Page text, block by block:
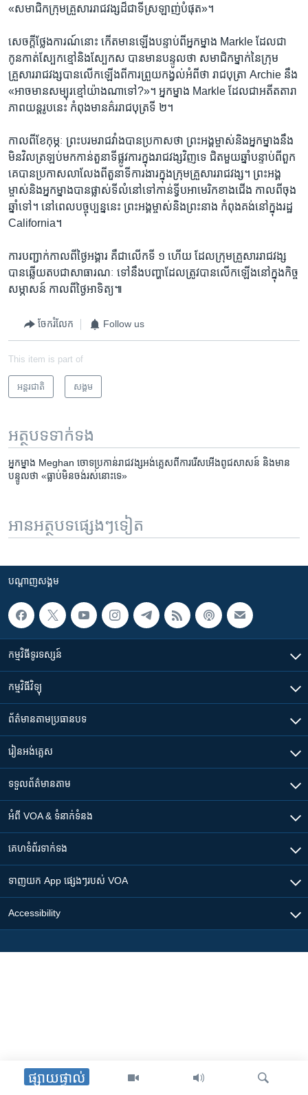
ផ្សាយផ្ទាល់
«សមាជិក​ក្រុម​គ្រួសារ​រាជវង្ស​ដ៏​ជា​ទីស្រឡាញ់​បំផុត»។
សេចក្តី​ថ្លែងការណ៍​នោះ​ កើត​មាន​ឡើង​បន្ទាប់​ពី​អ្នកម្នាង​ Markle ដែល​ជា​
កូនកាត់​ស្បែក​ខ្មៅ​និង​ស្បែក​ស បាន​មាន​បន្ទូល​ថា សមាជិក​ម្នាក់​នៃ​ក្រុម​
គ្រួសារ​រាជវង្ស​បាន​លើក​ឡើង​ពី​ការ​ព្រួយ​កង្វល់អំពី​ថា រាជបុត្រា Archie នឹង​
«អាច​មានសម្បុរ​ខ្មៅ​យ៉ាង​ណា​ទៅ?»។ អ្នកម្នាង​ Markle ដែលជាអតីត​តារា​
ភាពយន្ត​រូប​នេះ​ កំពុងមានគ៌រ​រាជបុត្រ​ទី ២។
កាលពី​ខែ​កុម្ភៈ ព្រះ​បរមរាជវាំង​បាន​ប្រកាស​ថា ព្រះ​អង្គម្ចាស់​និង​អ្នក​ម្នាង​នឹង​
មិន​វិលត្រឡប់មក​កាន់​តួនាទី​ផ្លូវការក្នុង​រាជវង្ស​វិញ​ទេ ជិត​មួយ​ឆ្នាំ​បន្ទាប់​ពី​ពួក​
គេ​បាន​ប្រកាសលាលែង​ពី​តួនាទី​ការងារ​ក្នុង​ក្រុមគ្រួសារ​រាជវង្ស។ ព្រះ​អង្គ
ម្ចាស់​និង​អ្នកម្នាង​បាន​ផ្លាស់ទីលំនៅ​ទៅ​កាន់​ទ្វីប​អាមេរិក​ខាង​ជើង ​កាលពី​ចុង​
ឆ្នាំទៅ។ នៅពេល​បច្ចុប្បន្ន​នេះ ព្រះ​អង្គម្ចាស់​និង​ព្រះនាង កំពុង​គង់​នៅក្នុង​រដ្ឋ​
California។
ការ​បញ្ជាក់កាល​ពី​ថ្ងៃ​អង្គារ​ គឺ​ជា​លើក​ទី ១ ហើយ​ ដែលក្រុម​គ្រួសារ​រាជវង្ស​
បាន​ឆ្លើយ​តប​ជា​សាធារណៈ​ ទៅ​នឹង​បញ្ហា​ដែល​ត្រូវ​បាន​លើក​ឡើង​នៅ​ក្នុង​កិច្ច
សម្ភាសន៍​ កាល​ពី​ថ្ងៃ​អាទិត្យ៕
ចែករំលែក Follow us
This item is part of
អន្តរជាតិ សង្គម
អត្ថបទ​ទាក់ទង
អ្នកម្នាង Meghan ចោទប្រកាន់​រាជវង្ស​អង់គ្លេស​ពី​ការរើសអើង​ពូជសាសន៍ និង​មាន​
បន្ទូល​ថា «ធ្លាប់​មិន​ចង់​រស់​នោះ​ទេ»
អានអត្ថបទផ្សេងៗទៀត
បណ្តាញ​សង្គម
កម្មវិធី​ទូរទស្សន៍
កម្មវិធី​វិទ្យុ
ព័ត៌មាន​តាមប្រធានបទ​
រៀន​​អង់គ្លេស
ទទួល​ព័ត៌មាន​តាម
អំពី​ VOA & ទំនាក់ទំនង
គេហទំព័រ​​ទាក់ទង
ទាញយក​ App ផ្សេងៗ​របស់​ VOA
Accessibility